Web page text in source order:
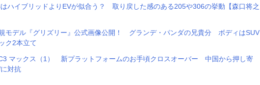
ハイブリッドよりEVが似合う？ 取り戻した感のある205や306の挙動【森口将之
モデル『グリズリー』公式画像公開！ グランデ・パンダの兄貴分 ボディはSUV
ク2本立て
マックス（1） 新プラットフォームのお手頃クロスオーバー 中国から押し寄
対抗